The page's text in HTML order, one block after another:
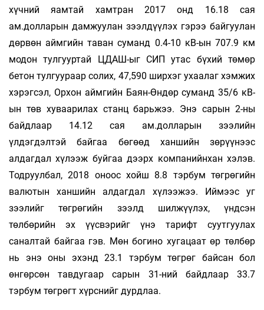
хүчний яамтай хамтран 2017 онд 16.18 сая
ам.долларын дамжуулан зээлдүүлэх гэрээ байгуулан
дөрвөн аймгийн таван суманд 0.4-10 кВ-ын 707.9 км
модон тулгууртай ЦДАШ-ыг СИП утас бүхий төмөр
бетон тулгуураар солих, 47,590 ширхэг ухаалаг хэмжих
хэрэгсэл, Орхон аймгийн Баян-Өндөр суманд 35/6 кВ-
ын төв хуваарилах станц барьжээ. Энэ сарын 2-ны
байдлаар 14.12 сая ам.долларын зээлийн
үлдэгдэлтэй байгаа бөгөөд ханшийн зөрүүнээс
алдагдал хүлээж буйгаа дээрх компанийнхан хэлэв.
Тодруулбал, 2018 оноос хойш 8.8 тэрбум төгрөгийн
валютын ханшийн алдагдал хүлээжээ. Иймээс уг
зээлийг төгрөгийн зээлд шилжүүлэх, үндсэн
төлбөрийн эх үүсвэрийг үнэ тарифт суутгуулах
саналтай байгаа гэв. Мөн богино хугацаат өр төлбөр
нь энэ оны эхэнд 23.1 тэрбум төгрөг байсан бол
өнгөрсөн тавдугаар сарын 31-ний байдлаар 33.7
тэрбум төгрөгт хүрснийг дурдлаа.